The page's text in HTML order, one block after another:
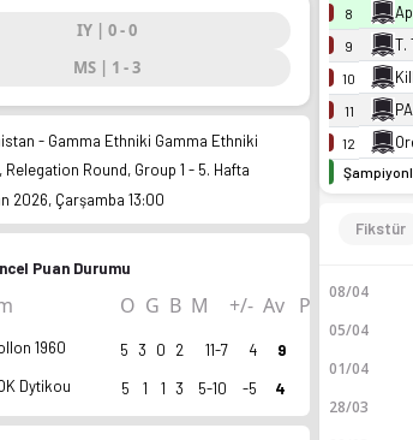
IY | 0 - 0
MS | 1 - 3
- Gamma Ethniki Gamma Ethniki
Relegation Round, Group 1 - 5. Hafta
2026, Çarşamba 13:00
Puan Durumu
O G B M +/- Av P
1960 5 3 0 2 11-7 4
9
Dytikou 5 1 1 3 5-10 -5 4
8
9 T.
10
11
12
Fikstür
08/04
05/04
01/04
28/03